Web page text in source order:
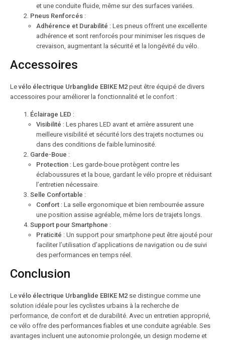
et une conduite fluide, même sur des surfaces variées.
Pneus Renforcés :
Adhérence et Durabilité : Les pneus offrent une excellente
adhérence et sont renforcés pour minimiser les risques de
crevaison, augmentant la sécurité et la longévité du vélo.
Accessoires
Levélo électrique Urbanglide EBIKE M2 peut être équipé de divers
accessoires pour améliorer la fonctionnalité et le confort :
Éclairage LED :
Visibilité : Les phares LED avant et arrière assurent une
meilleure visibilité et sécurité lors des trajets nocturnes ou
dans des conditions de faible luminosité.
Garde-Boue :
Protection : Les garde-boue protègent contre les
éclaboussures et la boue, gardant le vélo propre et réduisant
l’entretien nécessaire.
Selle Confortable :
Confort : La selle ergonomique et bien rembourrée assure
une position assise agréable, même lors de trajets longs.
Support pour Smartphone :
Praticité : Un support pour smartphone peut être ajouté pour
faciliter l’utilisation d’applications de navigation ou de suivi
des performances en temps réel.
Conclusion
Levélo électrique Urbanglide EBIKE M2 se distingue comme une
solution idéale pour les cyclistes urbains à la recherche de
performance, de confort et de durabilité. Avec un entretien approprié,
ce vélo offre des performances fiables et une conduite agréable. Ses
avantages incluent une autonomie prolongée, un design moderne et